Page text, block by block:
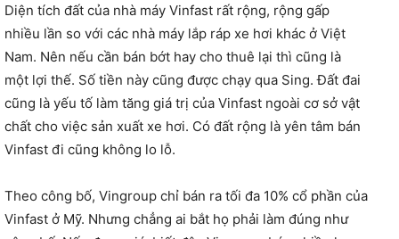
Diện tích đất của nhà máy Vinfast rất rộng, rộng gấp
nhiều lần so với các nhà máy lắp ráp xe hơi khác ở Việt
Nam. Nên nếu cần bán bớt hay cho thuê lại thì cũng là
một lợi thế. Số tiền này cũng được chạy qua Sing. Đất đai
cũng là yếu tố làm tăng giá trị của Vinfast ngoài cơ sở vật
chất cho việc sản xuất xe hơi. Có đất rộng là yên tâm bán
Vinfast đi cũng không lo lỗ.
Theo công bố, Vingroup chỉ bán ra tối đa 10% cổ phần của
Vinfast ở Mỹ. Nhưng chẳng ai bắt họ phải làm đúng như